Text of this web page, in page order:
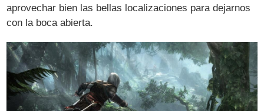
aprovechar bien las bellas localizaciones para dejarnos
con la boca abierta.